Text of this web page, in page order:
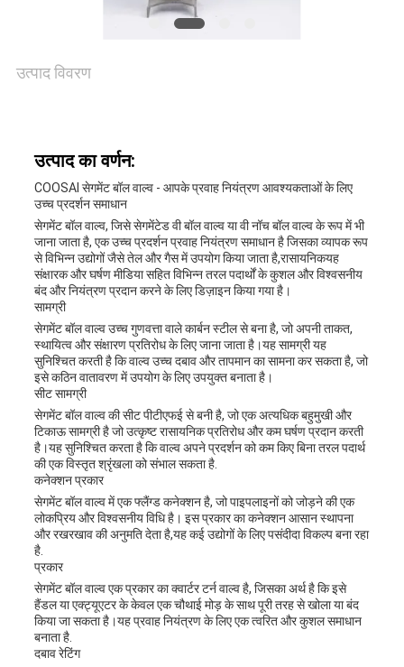
मांगें
PRIVACY
POLICY
उत्पाद विवरण
उत्पाद का वर्णन:
COOSAI सेगमेंट बॉल वाल्व - आपके प्रवाह नियंत्रण आवश्यकताओं के लिए
उच्च प्रदर्शन समाधान
सेगमेंट बॉल वाल्व, जिसे सेगमेंटेड वी बॉल वाल्व या वी नॉच बॉल वाल्व के रूप में भी
जाना जाता है, एक उच्च प्रदर्शन प्रवाह नियंत्रण समाधान है जिसका व्यापक रूप
से विभिन्न उद्योगों जैसे तेल और गैस में उपयोग किया जाता है,रासायनिकयह
संक्षारक और घर्षण मीडिया सहित विभिन्न तरल पदार्थों के कुशल और विश्वसनीय
बंद और नियंत्रण प्रदान करने के लिए डिज़ाइन किया गया है।
सामग्री
सेगमेंट बॉल वाल्व उच्च गुणवत्ता वाले कार्बन स्टील से बना है, जो अपनी ताकत,
स्थायित्व और संक्षारण प्रतिरोध के लिए जाना जाता है।यह सामग्री यह
सुनिश्चित करती है कि वाल्व उच्च दबाव और तापमान का सामना कर सकता है, जो
इसे कठिन वातावरण में उपयोग के लिए उपयुक्त बनाता है।
सीट सामग्री
सेगमेंट बॉल वाल्व की सीट पीटीएफई से बनी है, जो एक अत्यधिक बहुमुखी और
टिकाऊ सामग्री है जो उत्कृष्ट रासायनिक प्रतिरोध और कम घर्षण प्रदान करती
है।यह सुनिश्चित करता है कि वाल्व अपने प्रदर्शन को कम किए बिना तरल पदार्थ
की एक विस्तृत श्रृंखला को संभाल सकता है.
कनेक्शन प्रकार
सेगमेंट बॉल वाल्व में एक फ्लैंग्ड कनेक्शन है, जो पाइपलाइनों को जोड़ने की एक
लोकप्रिय और विश्वसनीय विधि है। इस प्रकार का कनेक्शन आसान स्थापना
और रखरखाव की अनुमति देता है,यह कई उद्योगों के लिए पसंदीदा विकल्प बना रहा
है.
प्रकार
सेगमेंट बॉल वाल्व एक प्रकार का क्वार्टर टर्न वाल्व है, जिसका अर्थ है कि इसे
हैंडल या एक्ट्यूएटर के केवल एक चौथाई मोड़ के साथ पूरी तरह से खोला या बंद
किया जा सकता है।यह प्रवाह नियंत्रण के लिए एक त्वरित और कुशल समाधान
बनाता है.
दबाव रेटिंग